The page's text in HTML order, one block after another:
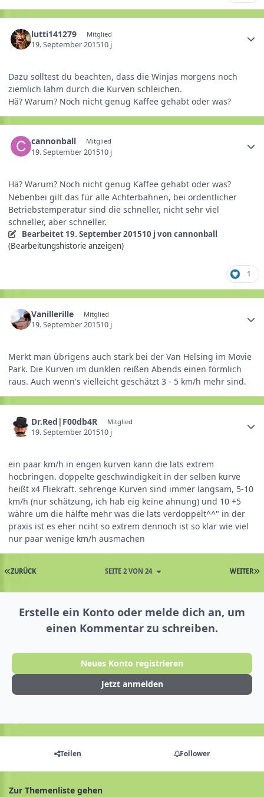
lutti141279 Mitglied
19. September 201510 j
Dazu solltest du beachten, dass die Winjas morgens noch
ziemlich lahm durch die Kurven schleichen.
Hä? Warum? Noch nicht genug Kaffee gehabt oder was?
cannonball Mitglied
19. September 201510 j
Hä? Warum? Noch nicht genug Kaffee gehabt oder was?
Nebenbei gilt das für alle Achterbahnen, bei ordentlicher
Betriebstemperatur sind die schneller, nicht sehr viel
schneller, aber schneller.
Bearbeitet 19. September 201510 j von cannonball
(Bearbeitungshistorie anzeigen)
1
Vanillerille Mitglied
19. September 201510 j
Merkt man übrigens auch stark bei der Van Helsing im Movie
Park. Die Kurven im dunklen reißen Abends einen förmlich
raus. Auch wenn's vielleicht geschätzt 3 - 5 km/h mehr sind.
Dr.Red|F00db4R Mitglied
19. September 201510 j
ein paar km/h in engen kurven kann die lats extrem
hocbringen. doppelte geschwindigkeit in der selben kurve
heißt x4 Fliekraft. sehrenge Kurven sind immer langsam, 5-10
km/h (nur schätzung, ich hab eig keine ahnung) und 10 +5
währe um die hälfte mehr was die lats verdoppelt^^" in der
praxis ist es eher nciht so extrem dennoch ist so klar wie viel
nur paar wenige km/h ausmachen
ZURÜCK WEITER
SEITE 2 VON 24
Erstelle ein Konto oder melde dich an, um
einen Kommentar zu schreiben.
Neues Konto registrieren
Jetzt anmelden
Teilen Follower
Zur Themenliste gehen